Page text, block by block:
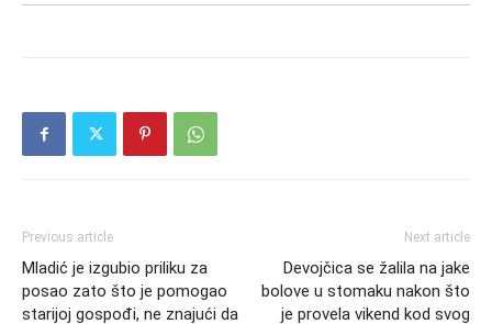
Previous article
Mladić je izgubio priliku za
posao zato što je pomogao
starijoj gospođi, ne znajući da
Next article
Devojčica se žalila na jake
bolove u stomaku nakon što
je provela vikend kod svog